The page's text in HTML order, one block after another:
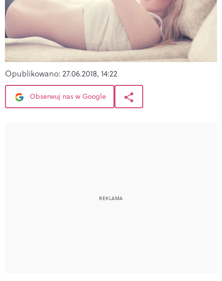
Opublikowano: 27.06.2018, 14:22
Obserwuj nas w Google